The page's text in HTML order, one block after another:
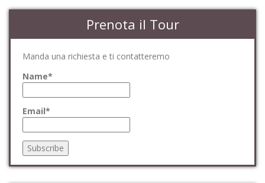
Prenota il Tour
Manda una richiesta e ti contatteremo
Name*
Email*